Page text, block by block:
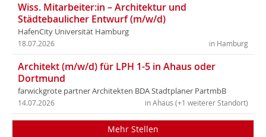
Wiss. Mitarbeiter:in – Architektur und
Städtebaulicher Entwurf (m/w/d)
HafenCity Universität Hamburg
in Hamburg
18.07.2026
Architekt (m/w/d) für LPH 1-5 in Ahaus oder
Dortmund
farwickgrote partner Architekten BDA Stadtplaner PartmbB
in Ahaus (+1 weiterer Standort)
14.07.2026
Mehr Stellen